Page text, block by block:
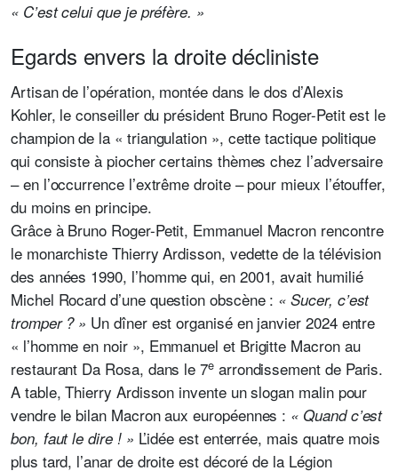
« C’est celui que je préfère. »
Egards envers la droite décliniste
Artisan de l’opération, montée dans le dos d’Alexis
Kohler, le conseiller du président Bruno Roger-Petit est le
champion de la « triangulation », cette tactique politique
qui consiste à piocher certains thèmes chez l’adversaire
– en l’occurrence l’extrême droite – pour mieux l’étouffer,
du moins en principe.
Grâce à Bruno Roger-Petit, Emmanuel Macron rencontre
le monarchiste Thierry Ardisson, vedette de la télévision
des années 1990, l’homme qui, en 2001, avait humilié
Michel Rocard d’une question obscène : « Sucer, c’est
tromper ? » Un dîner est organisé en janvier 2024 entre
« l’homme en noir », Emmanuel et Brigitte Macron au
restaurant Da Rosa, dans le 7earrondissement de Paris.
A table, Thierry Ardisson invente un slogan malin pour
vendre le bilan Macron aux européennes : « Quand c’est
bon, faut le dire ! » L’idée est enterrée, mais quatre mois
plus tard, l’anar de droite est décoré de la Légion